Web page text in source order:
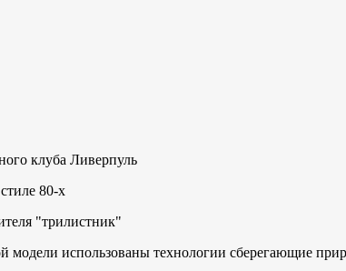
клуба Ливерпуль
80-х
"трилистник"
модели использованы технологии сберегающие